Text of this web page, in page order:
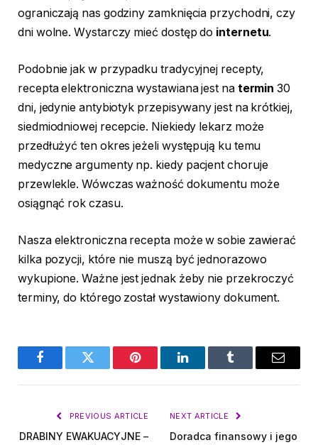
ograniczają nas godziny zamknięcia przychodni, czy
dni wolne. Wystarczy mieć dostęp do internetu.
Podobnie jak w przypadku tradycyjnej recepty,
recepta elektroniczna wystawiana jest na termin 30
dni, jedynie antybiotyk przepisywany jest na krótkiej,
siedmiodniowej recepcie. Niekiedy lekarz może
przedłużyć ten okres jeżeli występują ku temu
medyczne argumenty np. kiedy pacjent choruje
przewlekle. Wówczas ważność dokumentu może
osiągnąć rok czasu.
Nasza elektroniczna recepta może w sobie zawierać
kilka pozycji, które nie muszą być jednorazowo
wykupione. Ważne jest jednak żeby nie przekroczyć
terminy, do którego został wystawiony dokument.
FacebookTwitter Pinterest LinkedInTumblr Email
PREVIOUS ARTICLE
DRABINY EWAKUACYJNE –
NEXT ARTICLE
Doradca finansowy i jego